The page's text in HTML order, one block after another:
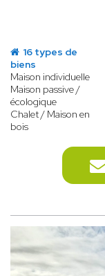
16 types de
biens
Maison individuelle
Maison passive /
écologique
Chalet / Maison en
bois